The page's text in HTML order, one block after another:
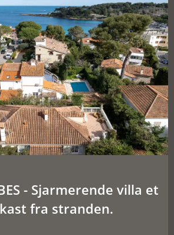
- Sjarmerende villa et
fra stranden.